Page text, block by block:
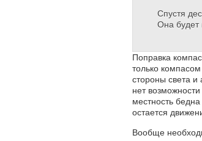
Спустя
Она будет
Поправка
только
стороны света и
нет
местность
остается
Вообще